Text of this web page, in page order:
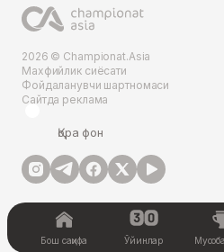
2026 © Championat.Asia
Махфийлик сиёсати
Фойдаланувчи шартномаси
Сайтда реклама
Қора фон
Бош саҳифа Ўйинлар